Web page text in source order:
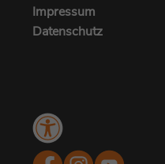
Impressum
Datenschutz
Menü
Barrierefreiheit